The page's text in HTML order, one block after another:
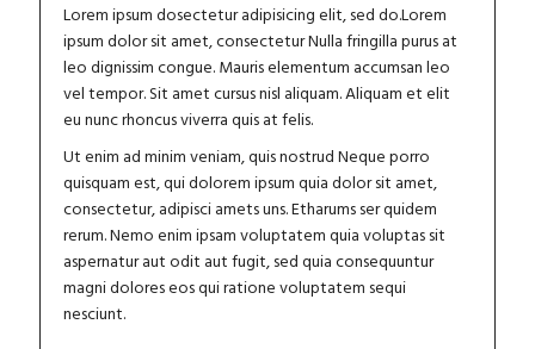
Lorem ipsum dosectetur adipisicing elit, sed do.Lorem
ipsum dolor sit amet, consectetur Nulla fringilla purus at
leo dignissim congue. Mauris elementum accumsan leo
vel tempor. Sit amet cursus nisl aliquam. Aliquam et elit
eu nunc rhoncus viverra quis at felis.
Ut enim ad minim veniam, quis nostrud Neque porro
quisquam est, qui dolorem ipsum quia dolor sit amet,
consectetur, adipisci amets uns. Etharums ser quidem
rerum. Nemo enim ipsam voluptatem quia voluptas sit
aspernatur aut odit aut fugit, sed quia consequuntur
magni dolores eos qui ratione voluptatem sequi
nesciunt.